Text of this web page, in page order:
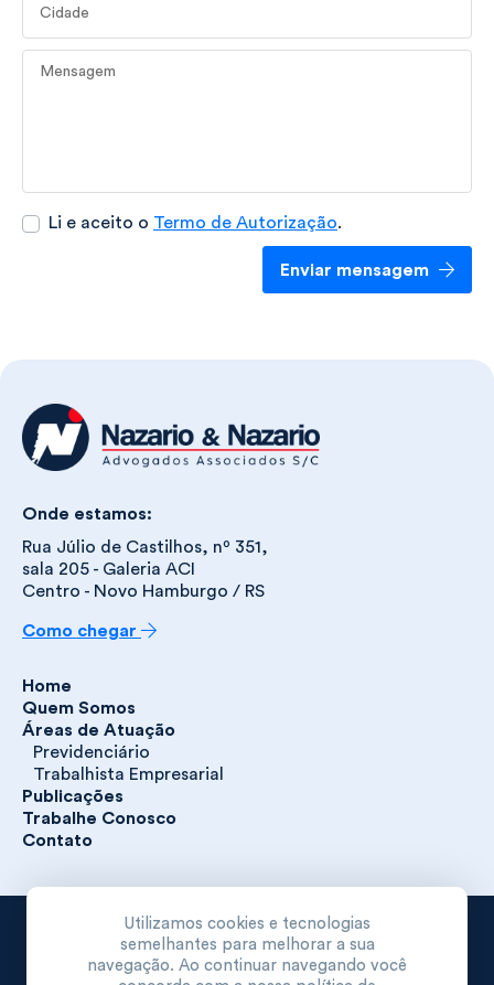
Li e aceito o Termo de Autorização.
Enviar mensagem
Onde estamos:
Rua Júlio de Castilhos, nº 351,
sala 205 - Galeria ACI
Centro - Novo Hamburgo / RS
Como chegar
Home
Quem Somos
Áreas de Atuação
Previdenciário
Trabalhista Empresarial
Publicações
Trabalhe Conosco
Contato
Nazario & Nazario Advogados Associados S/C. Todos os
direitos reservados.
Utilizamos cookies e tecnologias
semelhantes para melhorar a sua
navegação. Ao continuar navegando você